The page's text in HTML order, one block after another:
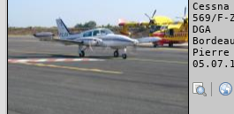
Cessna
569/F-
DGA
Pierre